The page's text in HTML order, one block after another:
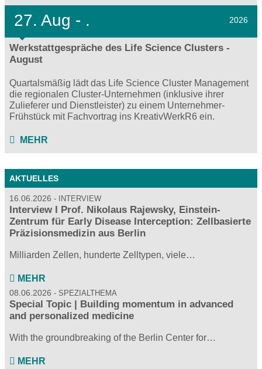
27. Aug - . 2026
Werkstattgespräche des Life Science Clusters -
August
Quartalsmäßig lädt das Life Science Cluster Management
die regionalen Cluster-Unternehmen (inklusive ihrer
Zulieferer und Dienstleister) zu einem Unternehmer-
Frühstück mit Fachvortrag ins KreativWerkR6 ein.
MEHR
AKTUELLES
16.06.2026 INTERVIEW
Interview I Prof. Nikolaus Rajewsky, Einstein-
Zentrum für Early Disease Interception: Zellbasierte
Präzisionsmedizin aus Berlin
Milliarden Zellen, hunderte Zelltypen, viele…
MEHR
08.06.2026 SPEZIALTHEMA
Special Topic | Building momentum in advanced
and personalized medicine
With the groundbreaking of the Berlin Center for…
MEHR